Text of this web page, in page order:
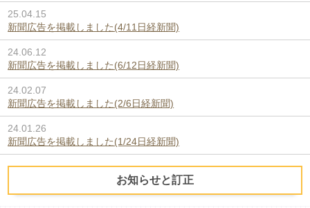
25.04.15
新聞広告を掲載しました(4/11日経新聞)
24.06.12
新聞広告を掲載しました(6/12日経新聞)
24.02.07
新聞広告を掲載しました(2/6日経新聞)
24.01.26
新聞広告を掲載しました(1/24日経新聞)
お知らせと訂正